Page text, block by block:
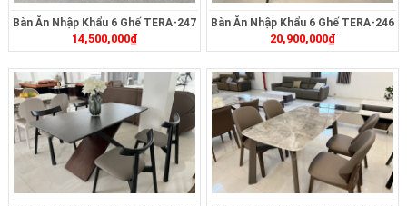
Bàn Ăn Nhập Khẩu 6 Ghế TERA-247
14,500,000₫
Bàn Ăn Nhập Khẩu 6 Ghế TERA-246
20,900,000₫